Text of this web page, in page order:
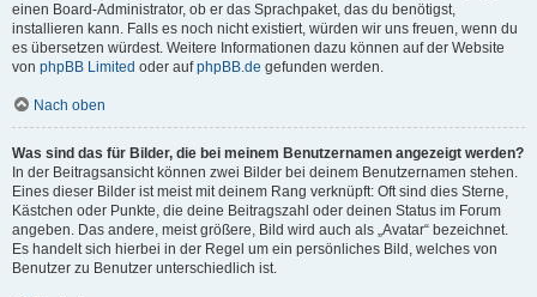
einen Board-Administrator, ob er das Sprachpaket, das du benötigst,
installieren kann. Falls es noch nicht existiert, würden wir uns freuen, wenn du
es übersetzen würdest. Weitere Informationen dazu können auf der Website
von phpBB Limited oder aufphpBB.de gefunden werden.
Nach oben
Was sind das für Bilder, die bei meinem Benutzernamen angezeigt werden?
In der Beitragsansicht können zwei Bilder bei deinem Benutzernamen stehen.
Eines dieser Bilder ist meist mit deinem Rang verknüpft: Oft sind dies Sterne,
Kästchen oder Punkte, die deine Beitragszahl oder deinen Status im Forum
angeben. Das andere, meist größere, Bild wird auch als „Avatar“ bezeichnet.
Es handelt sich hierbei in der Regel um ein persönliches Bild, welches von
Benutzer zu Benutzer unterschiedlich ist.